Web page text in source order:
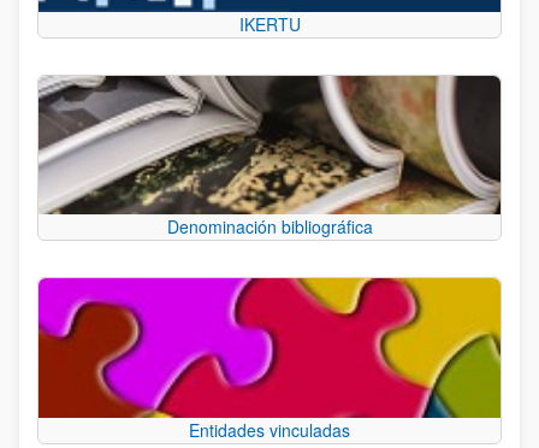
IKERTU
Denominación bibliográfica
Entidades vinculadas